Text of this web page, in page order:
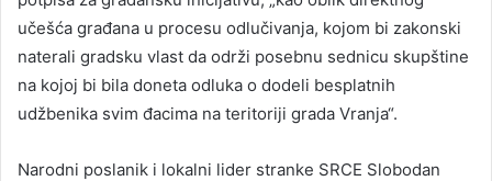
učešća građana u procesu odlučivanja, kojom bi zakonski
naterali gradsku vlast da održi posebnu sednicu skupštine
na kojoj bi bila doneta odluka o dodeli besplatnih
udžbenika svim đacima na teritoriji grada Vranja“.
Narodni poslanik i lokalni lider stranke SRCE Slobodan